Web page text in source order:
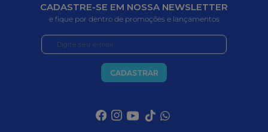
CADASTRE-SE EM NOSSA NEWSLETTER
e fique por dentro de promoções e lançamentos
CADASTRAR